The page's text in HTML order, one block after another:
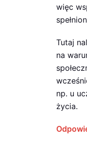
więc
Tutaj
na
np. u
życia.